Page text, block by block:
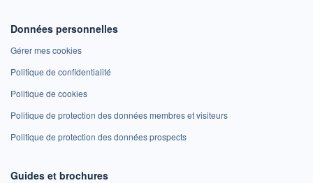
Données personnelles
Gérer mes cookies
Politique de confidentialité
Politique de cookies
Politique de protection des données membres et visiteurs
Politique de protection des données prospects
Guides et brochures